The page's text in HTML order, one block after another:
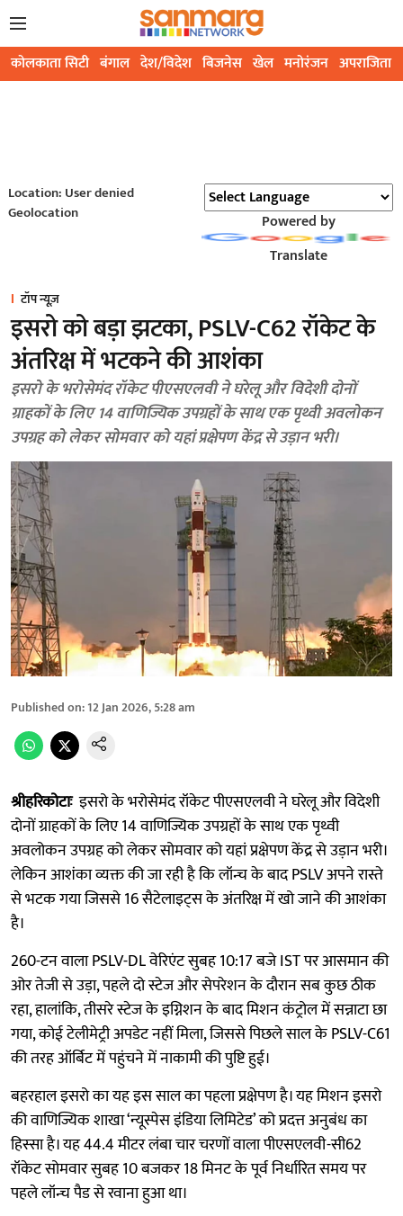
कोलकाता सिटी बंगाल देश/विदेश बिजनेस खेल मनोरंजन अपराजिता
Location: User denied
Geolocation
Powered by
Translate
टॉप न्यूज़
इसरो को बड़ा झटका, PSLV-C62 रॉकेट के
अंतरिक्ष में भटकने की आशंका
इसरो के भरोसेमंद रॉकेट पीएसएलवी ने घरेलू और विदेशी दोनों
ग्राहकों के लिए 14 वाणिज्यिक उपग्रहों के साथ एक पृथ्वी अवलोकन
उपग्रह को लेकर सोमवार को यहां प्रक्षेपण केंद्र से उड़ान भरी।
Published on:12 Jan 2026, 5:28 am
श्रीहरिकोटाःइसरो के भरोसेमंद रॉकेट पीएसएलवी ने घरेलू और विदेशी
दोनों ग्राहकों के लिए 14 वाणिज्यिक उपग्रहों के साथ एक पृथ्वी
अवलोकन उपग्रह को लेकर सोमवार को यहां प्रक्षेपण केंद्र से उड़ान भरी।
लेकिन आशंका व्यक्त की जा रही है कि लॉन्च के बाद PSLV अपने रास्ते
से भटक गया जिससे 16 सैटेलाइट्स के अंतरिक्ष में खो जाने की आशंका
है।
260-टन वाला PSLV-DL वेरिएंट सुबह 10:17 बजे IST पर आसमान की
ओर तेजी से उड़ा, पहले दो स्टेज और सेपरेशन के दौरान सब कुछ ठीक
रहा, हालांकि, तीसरे स्टेज के इग्निशन के बाद मिशन कंट्रोल में सन्नाटा छा
गया, कोई टेलीमेट्री अपडेट नहीं मिला, जिससे पिछले साल के PSLV-C61
की तरह ऑर्बिट में पहुंचने में नाकामी की पुष्टि हुई।
बहरहाल इसरो का यह इस साल का पहला प्रक्षेपण है। यह मिशन इसरो
की वाणिज्यिक शाखा ‘न्यूस्पेस इंडिया लिमिटेड’ को प्रदत्त अनुबंध का
हिस्सा है। यह 44.4 मीटर लंबा चार चरणों वाला पीएसएलवी-सी62
रॉकेट सोमवार सुबह 10 बजकर 18 मिनट के पूर्व निर्धारित समय पर
पहले लॉन्च पैड से रवाना हुआ था।